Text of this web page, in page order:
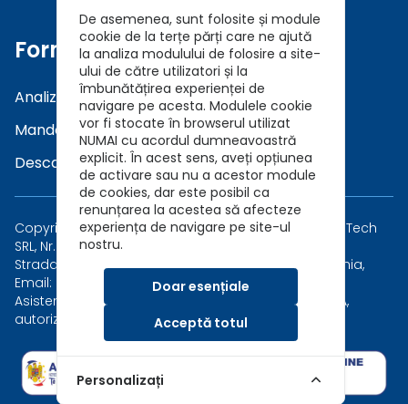
Formulare
Analiza a Cerintelor (DNT)
Mandat in Brokeraj (GDPR)
Descarca Prezentare Broker
Copyright © 2026 Asigurari AutoKarma - Auto Vida Tech
SRL, Nr. Reg. Com.: J40/7173/2019, CUI: 41202015
Strada Măgirești 6, Sector 1, București 010926, România,
Email: asigurari@autokarma.ro
Asistent in brokeraj al Safety Broker de Asigurare SA,
autorizat de ASF, Număr Registru Brokeri RBK-293
De asemenea, sunt folosite și module
cookie de la terțe părți care ne ajută
la analiza modulului de folosire a site-
ului de către utilizatori și la
îmbunătățirea experienței de
navigare pe acesta. Modulele cookie
vor fi stocate în browserul utilizat
NUMAI cu acordul dumneavoastră
explicit. În acest sens, aveți opțiunea
de activare sau nu a acestor module
de cookies, dar este posibil ca
renunțarea la acestea să afecteze
experiența de navigare pe site-ul
nostru.
Doar esențiale
Acceptă totul
Personalizați